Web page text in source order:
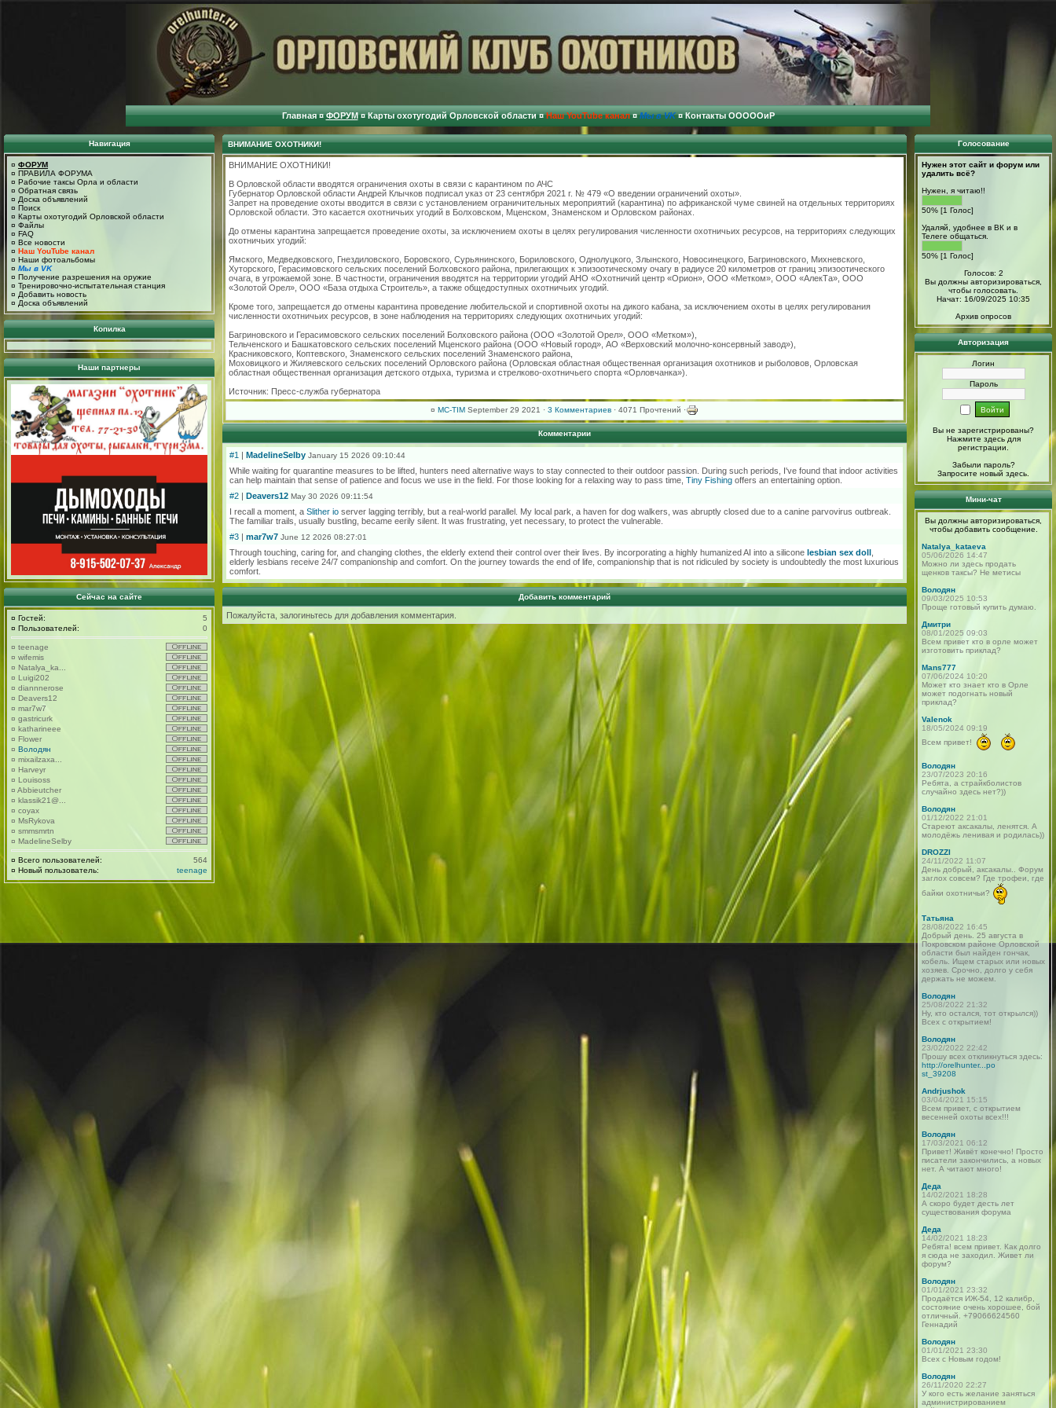
Главная ¤ ФОРУМ ¤ Карты охотугодий Орловской области ¤ Наш YouTube канал ¤ Мы в VK ¤ Контакты ОООООиР
Навигация
¤ ФОРУМ
¤ ПРАВИЛА ФОРУМА
¤ Рабочие таксы Орла и области
¤ Обратная связь
¤ Доска объявлений
¤ Поиск
¤ Карты охотугодий Орловской области
¤ Файлы
¤ FAQ
¤ Все новости
¤ Наш YouTube канал
¤ Наши фотоальбомы
¤ Мы в VK
¤ Получение разрешения на оружие
¤ Тренировочно-испытательная станция
¤ Добавить новость
¤ Доска объявлений
Копилка
Наши партнеры
Сейчас на сайте
¤ Гостей:
5
¤ Пользователей: 0
¤ teenage
¤ wifemis
¤ Natalya_ka...
¤ Luigi202
¤ diannnerose
¤ Deavers12
¤ mar7w7
¤ gastricurk
¤ katharineee
¤ Flower
¤ Володян
¤ mixailzaxa...
¤ Harveyr
¤ Louisoss
¤ Abbieutcher
¤ klassik21@...
¤ coyax
¤ MsRykova
¤ smmsmrtn
¤ MadelineSelby
¤ Всего пользователей:
564
¤ Новый пользователь: teenage
ВНИМАНИЕ ОХОТНИКИ!
ВНИМАНИЕ ОХОТНИКИ!
В Орловской области вводятся ограничения охоты в связи с карантином по АЧС
Губернатор Орловской области Андрей Клычков подписал указ от 23 сентября 2021 г. № 479 «О введении ограничений охоты».
Запрет на проведение охоты вводится в связи с установлением ограничительных мероприятий (карантина) по африканской чуме свиней на отдельных территориях
Орловской области. Это касается охотничьих угодий в Болховском, Мценском, Знаменском и Орловском районах.
До отмены карантина запрещается проведение охоты, за исключением охоты в целях регулирования численности охотничьих ресурсов, на территориях следующих
охотничьих угодий:
Ямского, Медведковского, Гнездиловского, Боровского, Сурьянинского, Бориловского, Однолуцкого, Злынского, Новосинецкого, Багриновского, Михневского,
Хуторского, Герасимовского сельских поселений Болховского района, прилегающих к эпизоотическому очагу в радиусе 20 километров от границ эпизоотического
очага, в угрожаемой зоне. В частности, ограничения вводятся на территории угодий АНО «Охотничий центр «Орион», ООО «Метком», ООО «АлекТа», ООО
«Золотой Орел», ООО «База отдыха Строитель», а также общедоступных охотничьих угодий.
Кроме того, запрещается до отмены карантина проведение любительской и спортивной охоты на дикого кабана, за исключением охоты в целях регулирования
численности охотничьих ресурсов, в зоне наблюдения на территориях следующих охотничьих угодий:
Багриновского и Герасимовского сельских поселений Болховского района (ООО «Золотой Орел», ООО «Метком»),
Тельченского и Башкатовского сельских поселений Мценского района (ООО «Новый город», АО «Верховский молочно-консервный завод»),
Красниковского, Коптевского, Знаменского сельских поселений Знаменского района,
Моховицкого и Жиляевского сельских поселений Орловского района (Орловская областная общественная организация охотников и рыболовов, Орловская
областная общественная организация детского отдыха, туризма и стрелково-охотничьего спорта «Орловчанка»).
Источник: Пресс-служба губернатора
¤ MC-TIM September 29 2021 · 3 Комментариев · 4071 Прочтений ·
Комментарии
#1 | MadelineSelby January 15 2026 09:10:44
While waiting for quarantine measures to be lifted, hunters need alternative ways to stay connected to their outdoor passion. During such periods, I've found that indoor activities
can help maintain that sense of patience and focus we use in the field. For those looking for a relaxing way to pass time, Tiny Fishing offers an entertaining option.
#2 | Deavers12 May 30 2026 09:11:54
I recall a moment, a Slither io server lagging terribly, but a real-world parallel. My local park, a haven for dog walkers, was abruptly closed due to a canine parvovirus outbreak.
The familiar trails, usually bustling, became eerily silent. It was frustrating, yet necessary, to protect the vulnerable.
#3 | mar7w7 June 12 2026 08:27:01
Through touching, caring for, and changing clothes, the elderly extend their control over their lives. By incorporating a highly humanized AI into a silicone lesbian sex doll
elderly lesbians receive 24/7 companionship and comfort. On the journey towards the end of life, companionship that is not ridiculed by society is undoubtedly the most luxurious
comfort.
Добавить комментарий
Пожалуйста, залогиньтесь для добавления комментария.
Голосование
Нужен этот сайт и форум или
удалить всё?
Нужен, я читаю!!
50% [1 Голос]
Удаляй, удобнее в ВК и в
Телеге общаться.
50% [1 Голос]
Голосов: 2
Вы должны авторизироваться,
чтобы голосовать.
Начат: 16/09/2025 10:35
Архив опросов
Авторизация
Логин
Пароль
Вы не зарегистрированы?
Нажмите здесьдля
регистрации.
Забыли пароль?
Запросите новый здесь.
Мини-чат
Вы должны авторизироваться,
чтобы добавить сообщение.
Natalya_kataeva
05/06/2026 14:47
Можно ли здесь продать
щенков таксы? Не метисы
Володян
09/03/2025 10:53
Проще готовый купить думаю.
Дмитри
08/01/2025 09:03
Всем привет кто в орле может
изготовить приклад?
Mans777
07/06/2024 10:20
Может кто знает кто в Орле
может подогнать новый
приклад?
Valenok
18/05/2024 09:19
Всем привет!
Володян
23/07/2023 20:16
Ребята, а страйкболистов
случайно здесь нет?))
Володян
01/12/2022 21:01
Стареют аксакалы, ленятся. А
молодёжь ленивая и родилась))
DROZZI
24/11/2022 11:07
День добрый, аксакалы.. Форум
заглох совсем? Где трофеи, где
байки охотничьи?
Татьяна
28/08/2022 16:45
Добрый день. 25 августа в
Покровском районе Орловской
области был найден гончак,
кобель. Ищем старых или новых
хозяев. Срочно, долго у себя
держать не можем.
Володян
25/08/2022 21:32
Ну, кто остался, тот открылся))
Всех с открытием!
Володян
23/02/2022 22:42
Прошу всех откликнуться здесь:
http://orelhunter...po
st_39208
Andrjushok
03/04/2021 15:15
Всем привет, с открытием
весенней охоты всех!!!
Володян
17/03/2021 06:12
Привет! Живёт конечно! Просто
писатели закончились, а новых
нет. А читают много!
Деда
14/02/2021 18:28
А скоро будет десть лет
существования форума
Деда
14/02/2021 18:23
Ребята! всем привет. Как долго
я сюда не заходил. Живет ли
форум?
Володян
01/01/2021 23:32
Продаётся ИЖ-54, 12 калибр,
состояние очень хорошее, бой
отличный. +79066624560
Геннадий
Володян
01/01/2021 23:30
Всех с Новым годом!
Володян
26/11/2020 22:27
У кого есть желание заняться
администрированием